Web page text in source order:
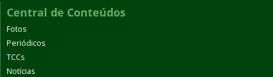
Central de Conteúdos
Fotos
Periódicos
TCCs
Notícias